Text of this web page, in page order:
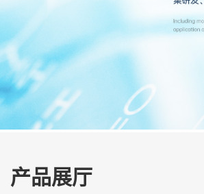
证
书
荣
誉
方
式
产品展厅